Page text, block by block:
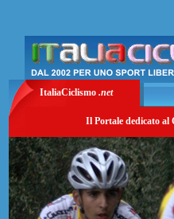
ItaliaCiclismo .net
Il Portale dedicato al